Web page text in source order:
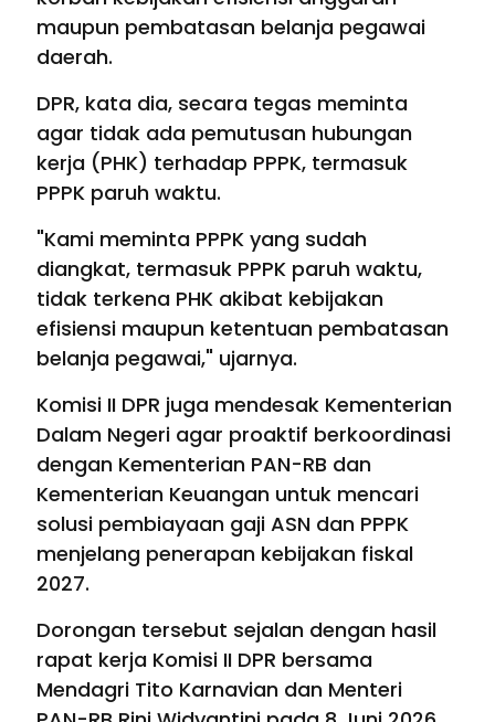
maupun pembatasan belanja pegawai
daerah.
DPR, kata dia, secara tegas meminta
agar tidak ada pemutusan hubungan
kerja (PHK) terhadap PPPK, termasuk
PPPK paruh waktu.
"Kami meminta PPPK yang sudah
diangkat, termasuk PPPK paruh waktu,
tidak terkena PHK akibat kebijakan
efisiensi maupun ketentuan pembatasan
belanja pegawai," ujarnya.
Komisi II DPR juga mendesak Kementerian
Dalam Negeri agar proaktif berkoordinasi
dengan Kementerian PAN-RB dan
Kementerian Keuangan untuk mencari
solusi pembiayaan gaji ASN dan PPPK
menjelang penerapan kebijakan fiskal
2027.
Dorongan tersebut sejalan dengan hasil
rapat kerja Komisi II DPR bersama
Mendagri Tito Karnavian dan Menteri